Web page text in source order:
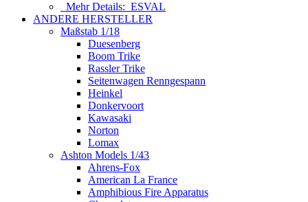
Mehr Details: ESVAL
ANDERE HERSTELLER
Maßstab 1/18
Duesenberg
Boom Trike
Rassler Trike
Seitenwagen Renngespann
Heinkel
Donkervoort
Kawasaki
Norton
Lomax
Ashton Models 1/43
Ahrens-Fox
American La France
Amphibious Fire Apparatus